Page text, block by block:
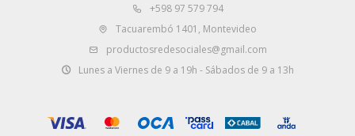
+598 97 579 794
Tacuarembó 1401, Montevideo
productosredesociales@gmail.com
Lunes a Viernes de 9 a 19h - Sábados de 9 a 13h